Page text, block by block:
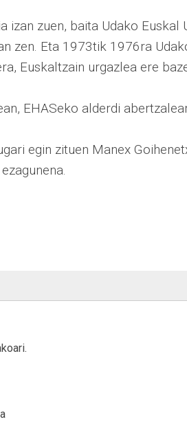
izan zuen, baita Udako Euskal
zen. Eta 1973tik 1976ra
Euskaltzain urgazlea ere
EHASeko alderdi
egin zituen Manex